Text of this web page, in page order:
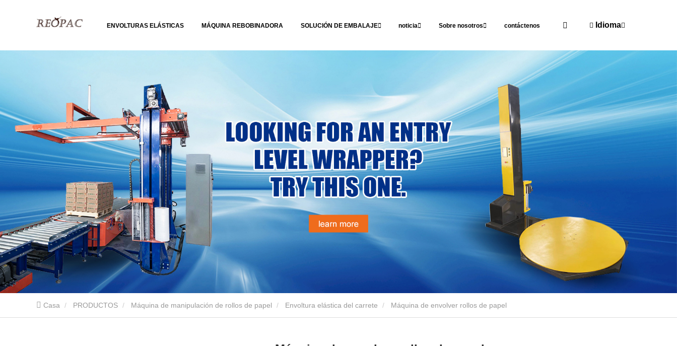
ENVOLTURAS ELÁSTICAS MÁQUINA REBOBINADORA SOLUCIÓN DE EMBALAJE noticia Sobre nosotros contáctenos Idioma
Casa PRODUCTOS Máquina de manipulación de rollos de papel Envoltura elástica del carrete Máquina de envolver rollos de papel